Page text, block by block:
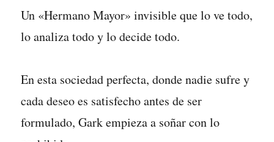
Un «Hermano Mayor» invisible que lo ve todo,
lo analiza todo y lo decide todo.
En esta sociedad perfecta, donde nadie sufre y
cada deseo es satisfecho antes de ser
formulado, Gark empieza a soñar con lo